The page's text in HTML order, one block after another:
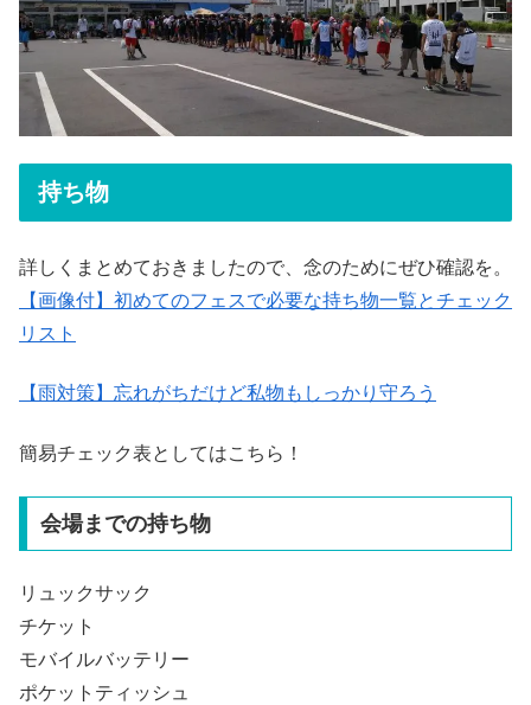
持ち物
詳しくまとめておきましたので、念のためにぜひ確認を。
【画像付】初めてのフェスで必要な持ち物一覧とチェック
リスト
【雨対策】忘れがちだけど私物もしっかり守ろう
簡易チェック表としてはこちら！
会場までの持ち物
リュックサック
チケット
モバイルバッテリー
ポケットティッシュ